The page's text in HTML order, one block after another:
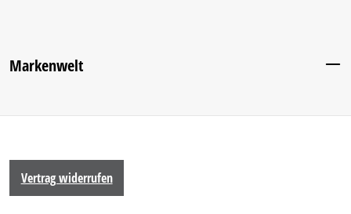
Markenwelt
Vertrag widerrufen